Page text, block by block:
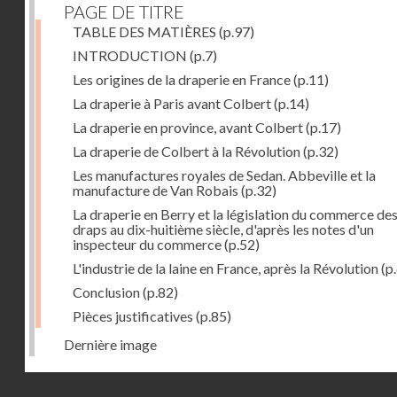
PAGE DE TITRE
TABLE DES MATIÈRES (p.97)
INTRODUCTION (p.7)
Les origines de la draperie en France(p.11)
La draperie à Paris avant Colbert(p.14)
La draperie en province, avant Colbert(p.17)
La draperie de Colbert à la Révolution(p.32)
Les manufactures royales de Sedan. Abbeville et la
manufacture de Van Robais (p.32)
La draperie en Berry et la législation du commerce des
draps au dix-huitième siècle, d'après les notes d'un
inspecteur du commerce(p.52)
L'industrie de la laine en France, après la Révolution
Conclusion(p.82)
Pièces justificatives (p.85)
Dernière image